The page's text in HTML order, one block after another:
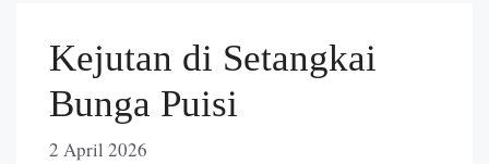
Kejutan di Setangkai
Bunga Puisi
2 April 2026